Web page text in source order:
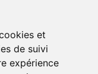
et
de suivi
expérience
et 230.000